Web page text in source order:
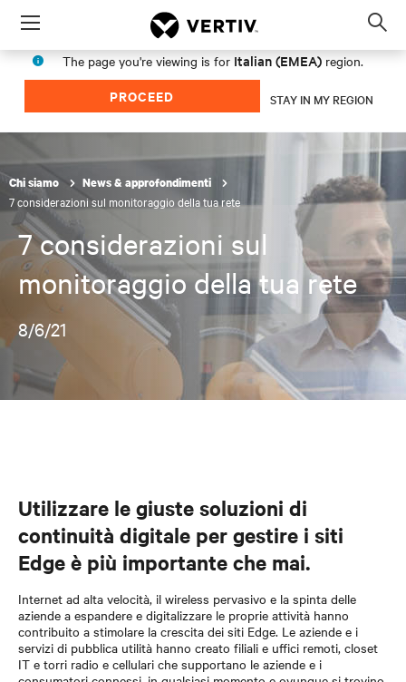
Menu
The page you're viewing is for Italian (EMEA) region.
PROCEED STAY IN MY REGION
Chi siamo News & approfondimenti
7 considerazioni sul monitoraggio della tua rete
7 considerazioni sul
monitoraggio della tua rete
8/6/21
Utilizzare le giuste soluzioni di
continuità digitale per gestire i siti
Edge è più importante che mai.
Internet ad alta velocità, il wireless pervasivo e la spinta delle
aziende a espandere e digitalizzare le proprie attività hanno
contribuito a stimolare la crescita dei siti Edge. Le aziende e i
servizi di pubblica utilità hanno creato filiali e uffici remoti, closet
IT e torri radio e cellulari che supportano le aziende e i